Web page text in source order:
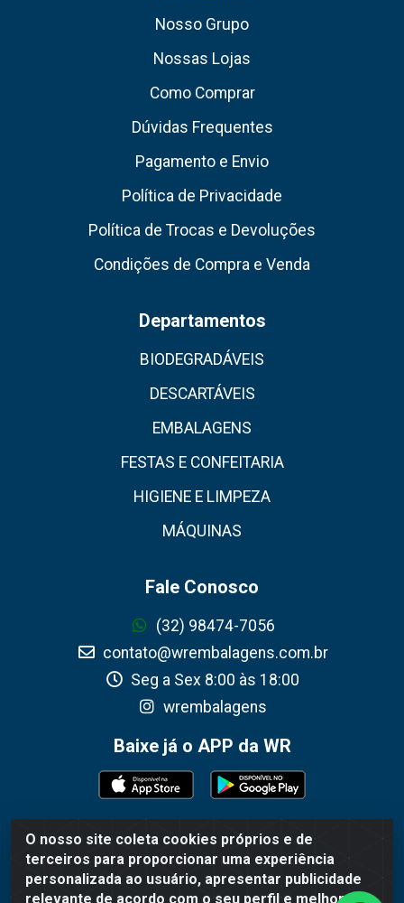
O nosso site coleta cookies próprios e de
terceiros para proporcionar uma experiência
personalizada ao usuário, apresentar publicidade
relevante de acordo com o seu perfil e melhorar a
Nosso Grupo
Nossas Lojas
Como Comprar
Dúvidas Frequentes
Pagamento e Envio
Política de Privacidade
Política de Trocas e Devoluções
Condições de Compra e Venda
Departamentos
BIODEGRADÁVEIS
DESCARTÁVEIS
EMBALAGENS
FESTAS E CONFEITARIA
HIGIENE E LIMPEZA
MÁQUINAS
Fale Conosco
(32) 98474-7056
contato@wrembalagens.com.br
Seg a Sex 8:00 às 18:00
wrembalagens
Baixe já o APP da WR
WR Embalagens - R. Cel. Teodoro Gomes de Araújo, 1360 -
Grogotó - Barbacena / MG - CEP 36202-628 - CNPJ
02.692.206/0001-55